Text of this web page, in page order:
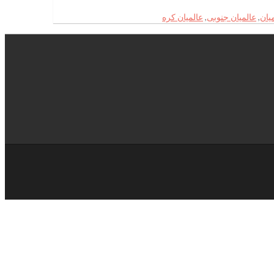
, عالمیان جنوبی, عالمیان کره